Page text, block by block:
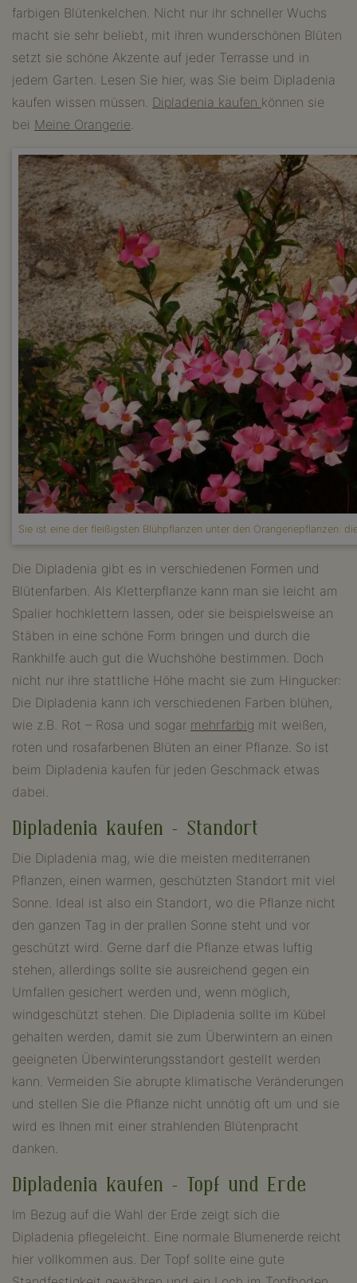
farbigen Blütenkelchen. Nicht nur ihr schneller Wuchs
macht sie sehr beliebt, mit ihren wunderschönen Blüten
setzt sie schöne Akzente auf jeder Terrasse und in
jedem Garten. Lesen Sie hier, was Sie beim Dipladenia
kaufen wissen müssen. Dipladenia kaufen können sie
bei Meine Orangerie.
Sie ist eine der fleißigsten Blühpflanzen unter den Orangeriepflanzen:
Die Dipladenia gibt es in verschiedenen Formen und
Blütenfarben. Als Kletterpflanze kann man sie leicht am
Spalier hochklettern lassen, oder sie beispielsweise an
Stäben in eine schöne Form bringen und durch die
Rankhilfe auch gut die Wuchshöhe bestimmen. Doch
nicht nur ihre stattliche Höhe macht sie zum Hingucker:
Die Dipladenia kann ich verschiedenen Farben blühen,
wie z.B. Rot – Rosa und sogar mehrfarbig mit weißen,
roten und rosafarbenen Blüten an einer Pflanze. So ist
beim Dipladenia kaufen für jeden Geschmack etwas
dabei.
Dipladenia kaufen – Standort
Die Dipladenia mag, wie die meisten mediterranen
Pflanzen, einen warmen, geschützten Standort mit viel
Sonne. Ideal ist also ein Standort, wo die Pflanze nicht
den ganzen Tag in der prallen Sonne steht und vor
geschützt wird. Gerne darf die Pflanze etwas luftig
stehen, allerdings sollte sie ausreichend gegen ein
Umfallen gesichert werden und, wenn möglich,
windgeschützt stehen. Die Dipladenia sollte im Kübel
gehalten werden, damit sie zum Überwintern an einen
geeigneten Überwinterungsstandort gestellt werden
kann. Vermeiden Sie abrupte klimatische Veränderungen
und stellen Sie die Pflanze nicht unnötig oft um und sie
wird es Ihnen mit einer strahlenden Blütenpracht
danken.
Dipladenia kaufen – Topf und Erde
Im Bezug auf die Wahl der Erde zeigt sich die
Dipladenia pflegeleicht. Eine normale Blumenerde reicht
hier vollkommen aus. Der Topf sollte eine gute